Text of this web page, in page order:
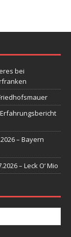
bei
– Bayern
– Leck O‘ Mio